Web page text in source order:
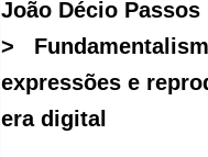
João Décio Passos
>
expressões e
era digital